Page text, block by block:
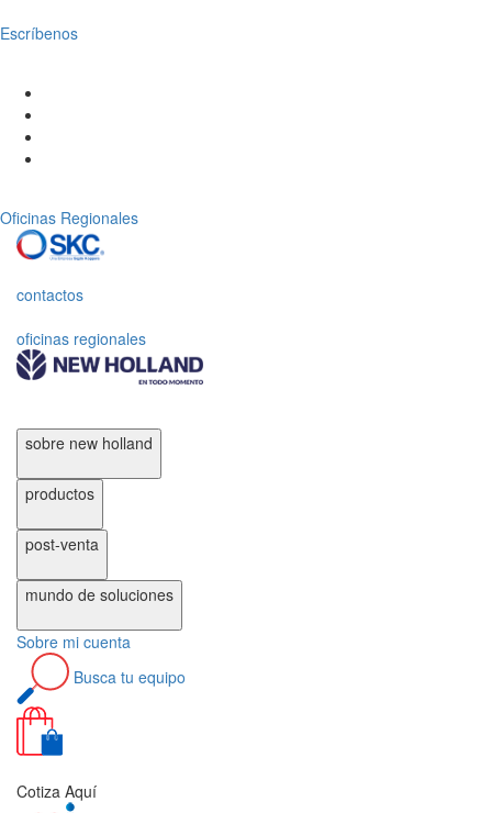
Escríbenos
Oficinas Regionales
contactos
oficinas regionales
sobre new holland
productos
post-venta
mundo de soluciones
Sobre mi cuenta
Busca tu equipo
Cotiza Aquí